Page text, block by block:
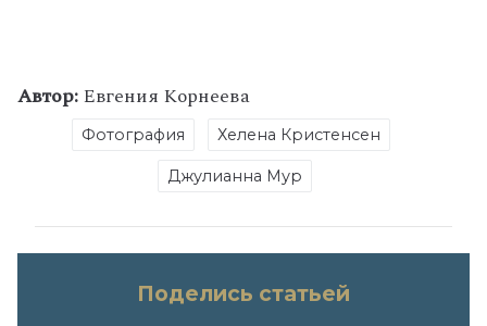
Автор:Евгения Корнеева
Фотография Хелена Кристенсен
Джулианна Мур
Поделись статьей